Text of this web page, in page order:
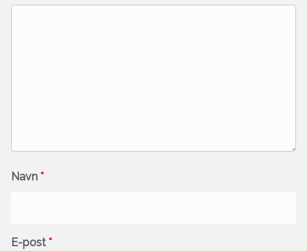
Navn *
E-post *